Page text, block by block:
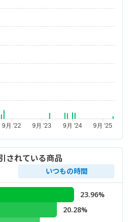
されている商品
いつもの時間
23.96%
20.28%